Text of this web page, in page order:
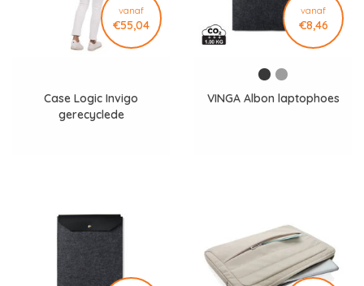
vanaf
€55,04
Case Logic Invigo
gerecyclede
vanaf
€8,46
VINGA Albon laptophoes